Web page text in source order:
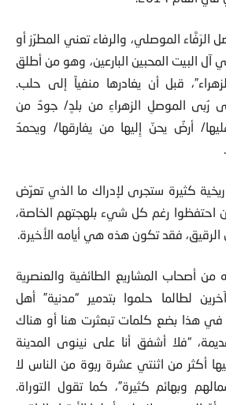
الموصلي، والرفاء تعني المطرّز أو
البيت المحبين البارعين، وهو من أطلق
قبل أن يغادرها منفياً إلى حلب.
رُبى الموصلِ الزهراءِ من بلدٍ/ جودٌ من
أرضٌ يحنّ إِليها من يفارقها/ ويحمدُ
كثيرة ستجرى لإدراك ما الذي تعرّض
احتفظوا رغم كل شيء بلهجتهم الخاصة،
الرقيق، فقد تكون هذه هي أيامه الأخيرة.
أصحاب المشاريع الطائفية والعنصرية
آخرين لطالما حلموا بتدمير “مدنية” أهل
في هذا بضع كلمات تبعثرت هنا أو هناك
“فلا أشفق أنا على نينوى المدينة
أكثر من اثنتي عشرة ربوة من الناس لا
وبهائم كثيرة”، كما تقول التوراة.